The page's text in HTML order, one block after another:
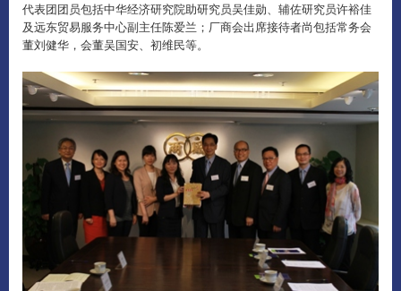
代表团团员包括中华经济研究院助研究员吴佳勋、辅佐研究员许裕佳
及远东贸易服务中心副主任陈爱兰；厂商会出席接待者尚包括常务会
董刘健华，会董吴国安、初维民等。